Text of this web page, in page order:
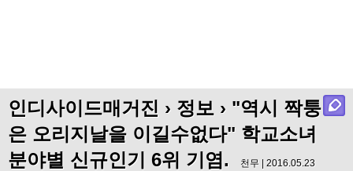
인디사이드매거진 › 정보 › "역시 짝퉁
은 오리지날을 이길수없다" 학교소녀
분야별 신규인기 6위 기염.
천무 | 2016.05.23